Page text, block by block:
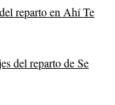
reparto en Ahí Te
del reparto de Se